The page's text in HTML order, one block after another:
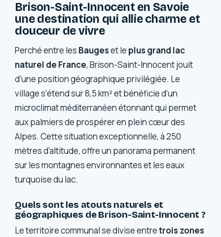
Brison-Saint-Innocent en Savoie
une destination qui allie charme et
douceur de vivre
Perché entre les Baugeset le plus grand lac
naturel de France, Brison-Saint-Innocent jouit
d’une position géographique privilégiée. Le
village s’étend sur 8,5 km² et bénéficie d’un
microclimat méditerranéen étonnant qui permet
aux palmiers de prospérer en plein cœur des
Alpes. Cette situation exceptionnelle, à 250
mètres d’altitude, offre un panorama permanent
sur les montagnes environnantes et les eaux
turquoise du lac.
Quels sont les atouts naturels et
géographiques de Brison-Saint-Innocent ?
Le territoire communal se divise entretrois zones